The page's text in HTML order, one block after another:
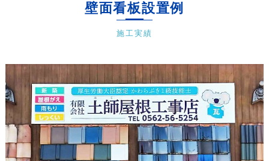
施工実績
壁面看板設置例